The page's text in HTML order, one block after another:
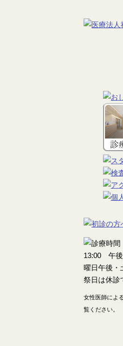
女性医師によ
覧ください。